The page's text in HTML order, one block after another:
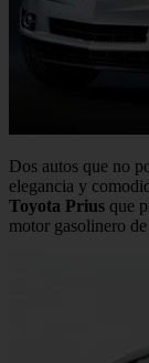
Dos autos que no
elegancia y
Toyota Prius que
motor gasolinero